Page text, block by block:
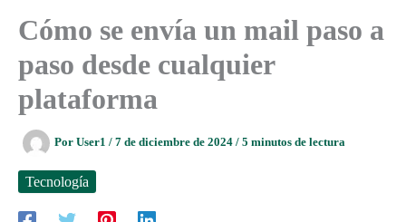
Cómo se envía un mail paso a
paso desde cualquier
plataforma
Por User1 / 7 de diciembre de 2024 / 5 minutos de lectura
Tecnología